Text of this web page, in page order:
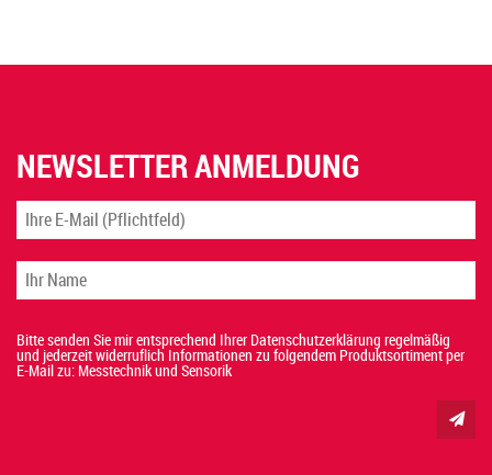
NEWSLETTER ANMELDUNG
Bitte senden Sie mir entsprechend Ihrer Datenschutzerklärung regelmäßig
und jederzeit widerruflich Informationen zu folgendem Produktsortiment per
E-Mail zu: Messtechnik und Sensorik